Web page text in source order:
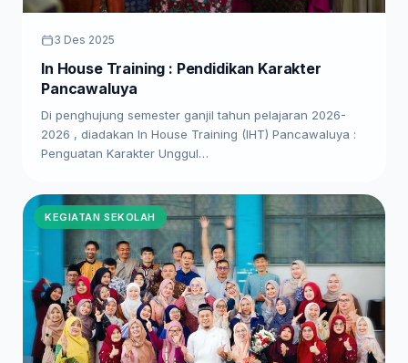
3 Des 2025
In House Training : Pendidikan Karakter
Pancawaluya
Di penghujung semester ganjil tahun pelajaran 2026-
2026 , diadakan In House Training (IHT) Pancawaluya :
Penguatan Karakter Unggul…
KEGIATAN SEKOLAH